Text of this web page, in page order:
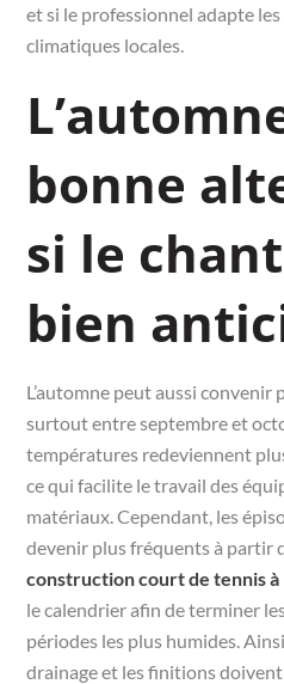
et si le professionnel adapte
climatiques locales.
bonne
si le
bien
L’automne peut aussi convenir
surtout entre septembre et
températures redeviennent
ce qui facilite le travail des
matériaux. Cependant, les
devenir plus fréquents à partir
construction court de tennis à
le calendrier afin de terminer
périodes les plus humides.
drainage et les finitions